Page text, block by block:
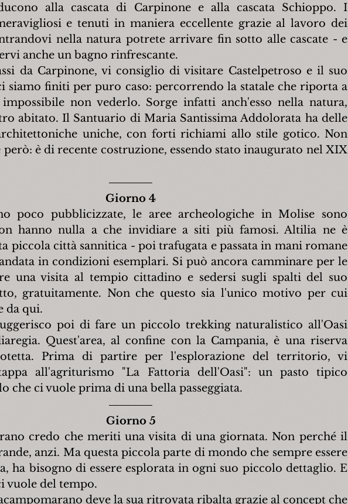
alla cascata di Carpinone e alla cascata Schioppo. I
e tenuti in maniera eccellente grazie al lavoro dei
nella natura potrete arrivare fin sotto alle cascate - e
anche un bagno rinfrescante.
da Carpinone, vi consiglio di visitare Castelpetroso e il suo
siamo finiti per puro caso: percorrendo la statale che riporta a
impossibile non vederlo. Sorge infatti anch'esso nella natura,
abitato. Il Santuario di Maria Santissima Addolorata ha delle
uniche, con forti richiami allo stile gotico. Non
è di recente costruzione, essendo stato inaugurato nel XIX
Giorno 4
poco pubblicizzate, le aree archeologiche in Molise sono
hanno nulla a che invidiare a siti più famosi. Altilia ne è
piccola città sannitica - poi trafugata e passata in mani romane
in condizioni esemplari. Si può ancora camminare per le
una visita al tempio cittadino e sedersi sugli spalti del suo
gratuitamente. Non che questo sia l'unico motivo per cui
da qui.
poi di fare un piccolo trekking naturalistico all'Oasi
Quest'area, al confine con la Campania, è una riserva
Prima di partire per l'esplorazione del territorio, vi
all'agriturismo "La Fattoria dell'Oasi": un pasto tipico
che ci vuole prima di una bella passeggiata.
Giorno 5
credo che meriti una visita di una giornata. Non perché il
anzi. Ma questa piccola parte di mondo che sempre essere
ha bisogno di essere esplorata in ogni suo piccolo dettaglio. E
vuole del tempo.
deve la sua ritrovata ribalta grazie al concept che